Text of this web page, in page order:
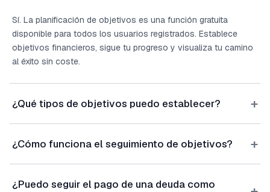
Sí. La planificación de objetivos es una función gratuita
disponible para todos los usuarios registrados. Establece
objetivos financieros, sigue tu progreso y visualiza tu camino
al éxito sin coste.
¿Qué tipos de objetivos puedo establecer? +
¿Cómo funciona el seguimiento de objetivos? +
¿Puedo seguir el pago de una deuda como